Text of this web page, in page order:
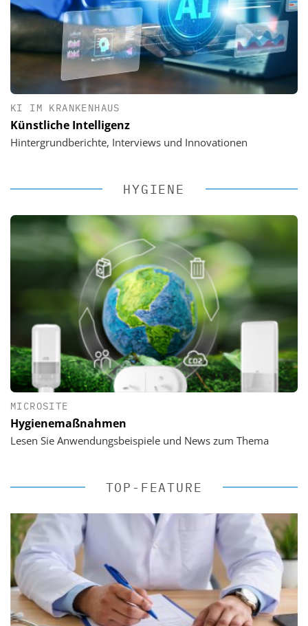
KI IM KRANKENHAUS
Künstliche Intelligenz
Hintergrundberichte, Interviews und Innovationen
HYGIENE
MICROSITE
Hygienemaßnahmen
Lesen Sie Anwendungsbeispiele und News zum Thema
TOP-FEATURE